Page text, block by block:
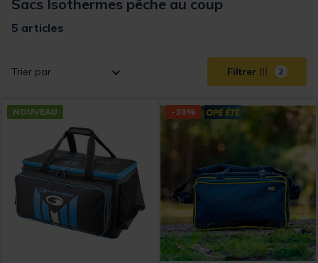
Sacs Isothermes pêche au coup
5 articles
Trier par Filtrer 2
NOUVEAU -30%